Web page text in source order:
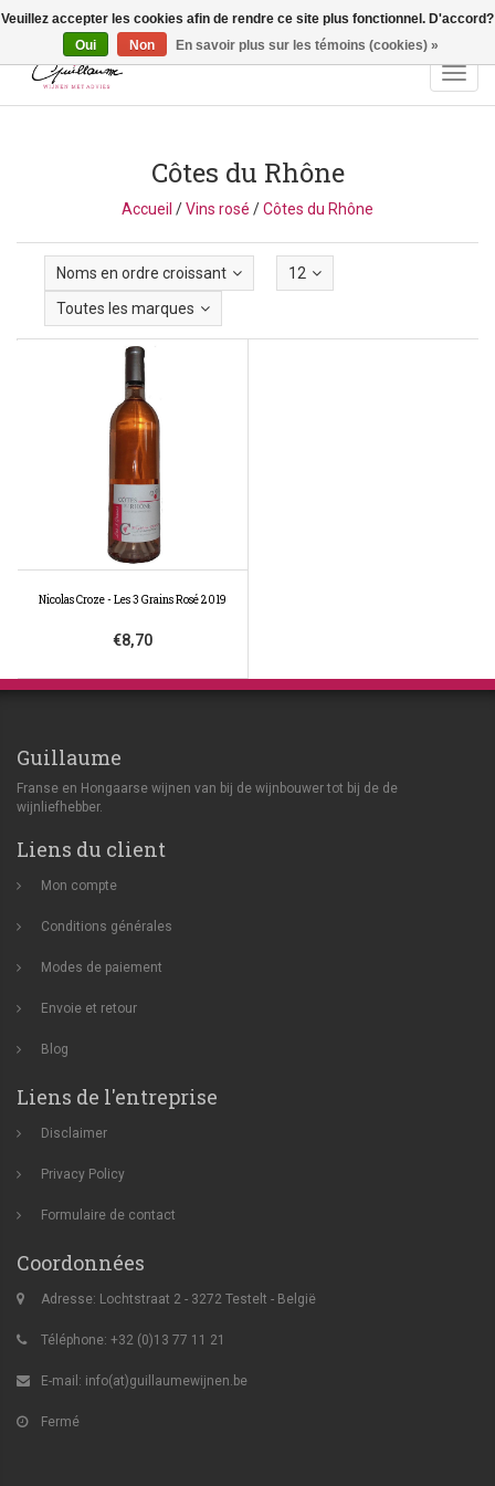
Vragen? Bel ons: +32 (0)13 - 77 11 21 - Winkel: Lochtstraat 2,
3272 Testelt -info@guillaumewijnen.be
Côtes du Rhône
Accueil /Vins rosé /Côtes du Rhône
Noms en ordre croissant
12
Toutes les marques
Nicolas Croze - Les 3 Grains Rosé 2019
€8,70
Guillaume
Franse en Hongaarse wijnen van bij de wijnbouwer tot bij de de
wijnliefhebber.
Liens du client
Mon compte
Conditions générales
Modes de paiement
Envoie et retour
Blog
Liens de l'entreprise
Disclaimer
Privacy Policy
Formulaire de contact
Coordonnées
Adresse: Lochtstraat 2 - 3272 Testelt - België
Téléphone: +32 (0)13 77 11 21
E-mail: info(at)guillaumewijnen.be
Fermé
Veuillez accepter les cookies afin de rendre ce site plus fonctionnel. D'accord?
Oui
Non En savoir plus sur les témoins (cookies) »